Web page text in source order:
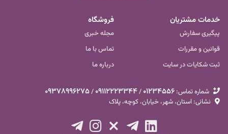
خدمات مشتریان
پیگیری سفارش
قوانین و مقررات
ثبت شکایات در سایت
فروشگاه
مجله خبری
تماس با ما
درباره ما
شماره تماس‌: 01234556
/
09112223344
/
09378996275
نشانی: استان، شهر، خیابان، کوچه، پلاک